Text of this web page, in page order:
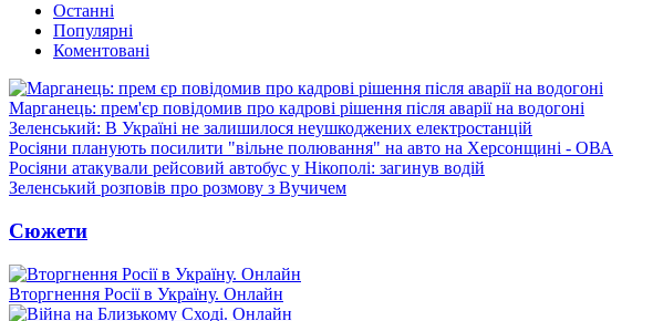
Останні
Популярні
Коментовані
Марганець: прем'єр повідомив про кадрові рішення після аварії на водогоні
Зеленський: В Україні не залишилося неушкоджених електростанцій
Росіяни планують посилити "вільне полювання" на авто на Херсонщині - ОВА
Росіяни атакували рейсовий автобус у Нікополі: загинув водій
Зеленський розповів про розмову з Вучичем
Сюжети
Вторгнення Росії в Україну. Онлайн